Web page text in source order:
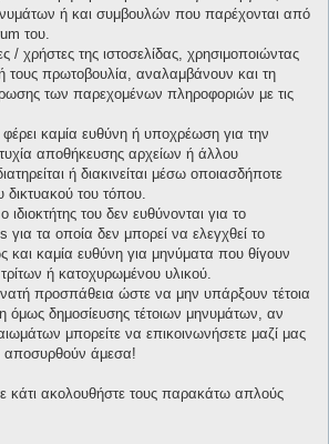
ή και συμβουλών που παρέχονται από
του.
/ χρήστες της ιστοσελίδας, χρησιμοποιώντας
τους πρωτοβουλία, αναλαμβάνουν και τη
των παρεχομένων πληροφοριών με τις
καμία ευθύνη ή υποχρέωση για την
αποθήκευσης αρχείων ή άλλου
ή διακινείται μέσω οποιασδήποτε
δικτυακού του τόπου.
ιδιοκτήτης του δεν ευθύνονται για το
τα οποία δεν μπορεί να ελεγχθεί το
και καμία ευθύνη για μηνύματα που θίγουν
ή κατοχυρωμένου υλικού.
προσπάθεια ώστε να μην υπάρξουν τέτοια
όμως δημοσίευσης τέτοιων μηνυμάτων, αν
μπορείτε να επικοινωνήσετε μαζί μας
αποσυρθούν άμεσα!
κάτι ακολουθήστε τους παρακάτω απλούς